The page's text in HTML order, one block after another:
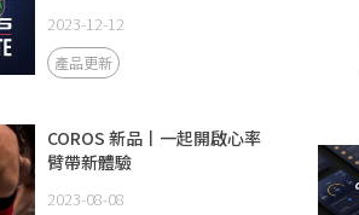
2023-12-12
產品更新
COROS 新品丨一起開啟心率
臂帶新體驗
2023-08-08